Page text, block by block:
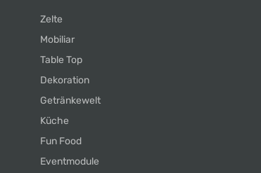
Zelte
Mobiliar
Table Top
Dekoration
Getränkewelt
Küche
Fun Food
Eventmodule